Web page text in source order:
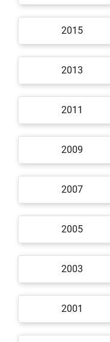
2015
2013
2011
2009
2007
2005
2003
2001